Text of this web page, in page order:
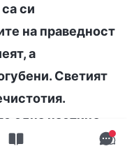
си
на праведност
а
Светият
една частица
на унищожение